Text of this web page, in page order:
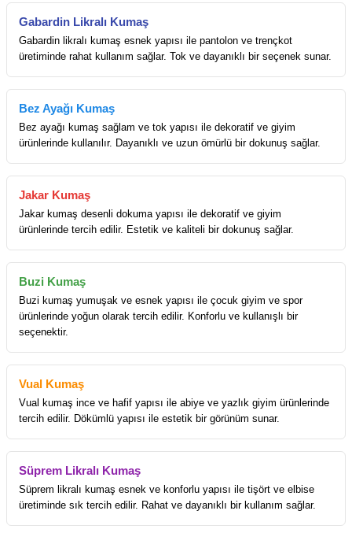
Gabardin Likralı Kumaş
Gabardin likralı kumaş esnek yapısı ile pantolon ve trençkot
üretiminde rahat kullanım sağlar. Tok ve dayanıklı bir seçenek sunar.
Bez Ayağı Kumaş
Bez ayağı kumaş sağlam ve tok yapısı ile dekoratif ve giyim
ürünlerinde kullanılır. Dayanıklı ve uzun ömürlü bir dokunuş sağlar.
Jakar Kumaş
Jakar kumaş desenli dokuma yapısı ile dekoratif ve giyim
ürünlerinde tercih edilir. Estetik ve kaliteli bir dokunuş sağlar.
Buzi Kumaş
Buzi kumaş yumuşak ve esnek yapısı ile çocuk giyim ve spor
ürünlerinde yoğun olarak tercih edilir. Konforlu ve kullanışlı bir
seçenektir.
Vual Kumaş
Vual kumaş ince ve hafif yapısı ile abiye ve yazlık giyim ürünlerinde
tercih edilir. Dökümlü yapısı ile estetik bir görünüm sunar.
Süprem Likralı Kumaş
Süprem likralı kumaş esnek ve konforlu yapısı ile tişört ve elbise
üretiminde sık tercih edilir. Rahat ve dayanıklı bir kullanım sağlar.